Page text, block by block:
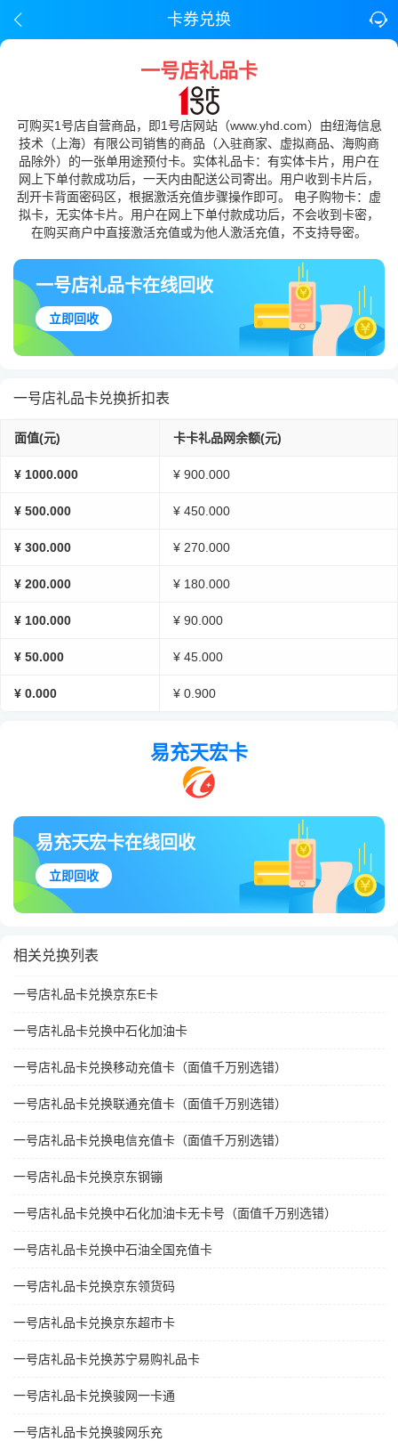
卡券兑换
一号店礼品卡
可购买1号店自营商品，即1号店网站（www.yhd.com）由纽海信息
技术（上海）有限公司销售的商品（入驻商家、虚拟商品、海购商
品除外）的一张单用途预付卡。实体礼品卡：有实体卡片，用户在
网上下单付款成功后，一天内由配送公司寄出。用户收到卡片后，
刮开卡背面密码区，根据激活充值步骤操作即可。 电子购物卡：虚
拟卡，无实体卡片。用户在网上下单付款成功后，不会收到卡密，
在购买商户中直接激活充值或为他人激活充值，不支持导密。
一号店礼品卡在线回收
立即回收
一号店礼品卡兑换折扣表
面值(元) 卡卡礼品网余额(元)
¥ 1000.000 ¥ 900.000
¥ 500.000 ¥ 450.000
¥ 300.000 ¥ 270.000
¥ 200.000 ¥ 180.000
¥ 100.000 ¥ 90.000
¥ 50.000 ¥ 45.000
¥ 0.000 ¥ 0.900
易充天宏卡
易充天宏卡在线回收
立即回收
相关兑换列表
一号店礼品卡兑换京东E卡
一号店礼品卡兑换中石化加油卡
一号店礼品卡兑换移动充值卡（面值千万别选错）
一号店礼品卡兑换联通充值卡（面值千万别选错）
一号店礼品卡兑换电信充值卡（面值千万别选错）
一号店礼品卡兑换京东钢镚
一号店礼品卡兑换中石化加油卡无卡号（面值千万别选错）
一号店礼品卡兑换中石油全国充值卡
一号店礼品卡兑换京东领货码
一号店礼品卡兑换京东超市卡
一号店礼品卡兑换苏宁易购礼品卡
一号店礼品卡兑换骏网一卡通
一号店礼品卡兑换骏网乐充